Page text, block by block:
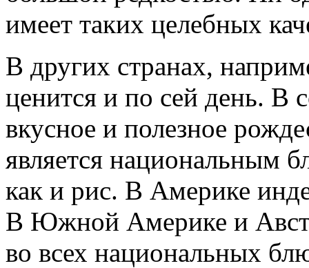
имеет таких целебных
В других странах,
ценится и по сей день. В
вкусное и полезное
является национальным
как и рис. В Америке
В Южной Америке и
во всех национальных